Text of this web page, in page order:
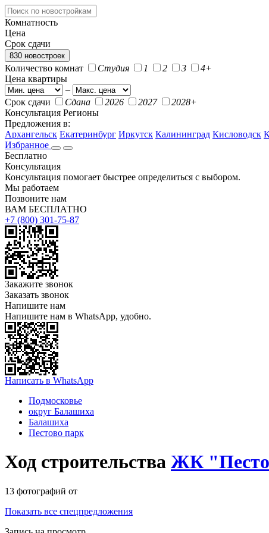
Комнатность
Цена
Срок сдачи
830 новостроек
Количество комнат Студия 1 2 3
4+
Цена квартиры
–
Срок сдачи
Сдана 2026 2027
2028+
Консультация Регионы
Предложения в:
Архангельск Екатеринбург Иркутск Калининград Кисловодск
Избранное
Бесплатно
Консультация
Консультация помогает быстрее определиться с выбором.
Мы работаем
Позвоните нам
ВАМ БЕСПЛАТНО
+7 (800) 301-75-87
Закажите звонок
Заказать звонок
Напишите нам
Напишите нам в WhatsApp, удобно.
Написать в WhatsApp
Подмосковье
округ Балашиха
Балашиха
Пестово парк
Ход строительства ЖК
13 фотографий от
Показать все спецпредложения